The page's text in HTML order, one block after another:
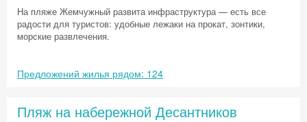
На пляже Жемчужный развита инфраструктура — есть все
радости для туристов: удобные лежаки на прокат, зонтики,
морские развлечения.
Предложений жилья рядом: 124
Пляж на набережной Десантников